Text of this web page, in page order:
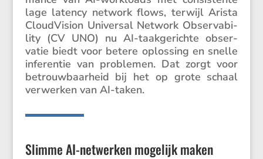
lage latency network flows, terwijl Arista
Cloud­Vi­sion Universal Network Obser­va­bi­
lity (CV UNO) nu AI-taakge­richte obser­
vatie biedt voor betere oplos­sing en snelle
inferentie van problemen. Dat zorgt voor
betrouw­baar­heid bij het op grote schaal
verwerken van AI-taken.
Slimme AI-netwerken mogelijk maken